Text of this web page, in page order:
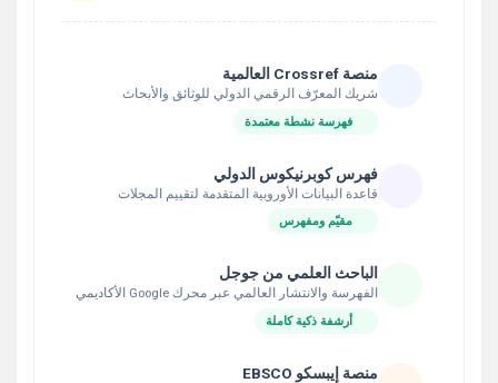
منصة Crossref العالمية
شريك المعرّف الرقمي الدولي للوثائق والأبحاث
فهرسة نشطة معتمدة
فهرس كوبرنيكوس الدولي
قاعدة البيانات الأوروبية المتقدمة لتقييم المجلات
مقيّم ومفهرس
الباحث العلمي من جوجل
الفهرسة والانتشار العالمي عبر محرك Google الأكاديمي
أرشفة ذكية كاملة
منصة إيبسكو EBSCO